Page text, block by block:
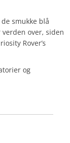
smukke blå
over, siden
Rover’s
og